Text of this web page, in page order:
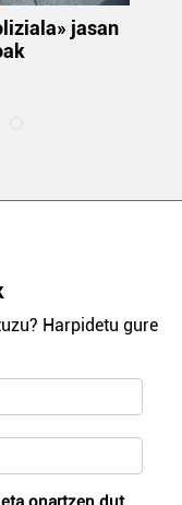
jasan
Harpidetu gure